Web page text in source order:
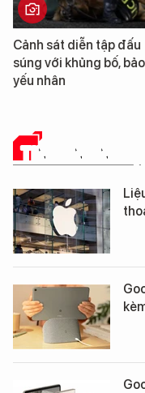
Trung Quốc phát hiện
cao su tự nhiên” từ một
loài cỏ dại mọc trên đất
TIN CÔNG NGHỆ